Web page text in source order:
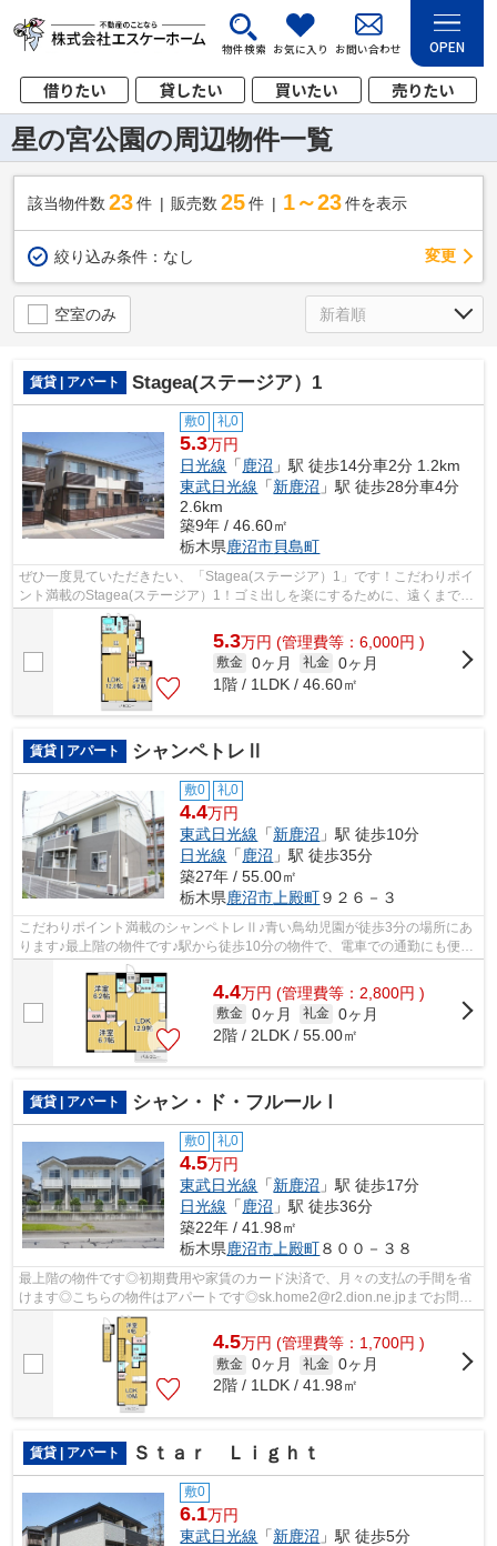
物件検索 お気に入り お問い合わせ OPEN
借りたい 貸したい 買いたい 売りたい
星の宮公園の周辺物件一覧
該当物件数 23件 販売数 25 件 1～23 件を表示
絞り込み条件： なし 変更
空室のみ
賃貸 | アパート Stagea(ステージア）1
敷0 礼0
5.3万円
日光線 「 鹿沼 」駅 徒歩14分車2分 1.2km
東武日光線 「新鹿沼 」駅 徒歩28分車4分
2.6km
築9年 / 46.60㎡
栃木県鹿沼市貝島町
ぜひ一度見ていただきたい、「Stagea(ステージア）1」です！こだわりポイ
ント満載のStagea(ステージア）1！ゴミ出しを楽にするために、遠くまで行
かずに済むゴミ置き場を共用部に設置...
5.3万円 (管理費等：6,000円 )
敷金 0ヶ月 礼金 0ヶ月
1階 / 1LDK / 46.60㎡
賃貸 | アパート シャンペトレⅡ
敷0 礼0
4.4万円
東武日光線 「新鹿沼 」駅 徒歩10分
日光線 「 鹿沼 」駅 徒歩35分
築27年 / 55.00㎡
栃木県鹿沼市 上殿町９２６－３
こだわりポイント満載のシャンペトレⅡ♪青い鳥幼児園が徒歩3分の場所にあ
ります♪最上階の物件です♪駅から徒歩10分の物件で、電車での通勤にも便利
な立地です♪sk.home2@r2.dion.ne.jpま...
4.4万円 (管理費等：2,800円 )
敷金 0ヶ月 礼金 0ヶ月
2階 / 2LDK / 55.00㎡
賃貸 | アパート シャン・ド・フルールⅠ
敷0 礼0
4.5万円
東武日光線 「新鹿沼 」駅 徒歩17分
日光線 「 鹿沼 」駅 徒歩36分
築22年 / 41.98㎡
栃木県鹿沼市 上殿町８００－３８
最上階の物件です◎初期費用や家賃のカード決済で、月々の支払の手間を省
けます◎こちらの物件はアパートです◎sk.home2@r2.dion.ne.jpまでお問い
合わせください◎鹿沼市にある不動産の詳...
4.5万円 (管理費等：1,700円 )
敷金 0ヶ月 礼金 0ヶ月
2階 / 1LDK / 41.98㎡
賃貸 | アパート Ｓｔａｒ Ｌｉｇｈｔ
敷0
6.1万円
東武日光線 「新鹿沼 」駅 徒歩5分